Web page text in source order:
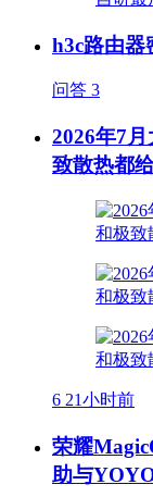
h3c路由器
问答 3
2026年7
致散热都
6 21小时前
荣耀
助与